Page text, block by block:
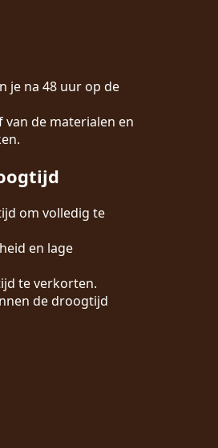
je na 48 uur op de
de materialen en
om volledig te
en lage
te verkorten.
de droogtijd